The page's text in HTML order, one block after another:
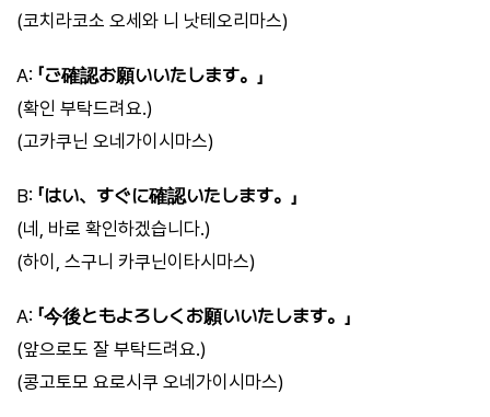
(코치라코소 오세와 니 낫테오리마스)
A: 「ご確認お願いいたします。」
(확인 부탁드려요.)
(고카쿠닌 오네가이시마스)
B: 「はい、すぐに確認いたします。」
(네, 바로 확인하겠습니다.)
(하이, 스구니 카쿠닌이타시마스)
A: 「今後ともよろしくお願いいたします。」
(앞으로도 잘 부탁드려요.)
(콩고토모 요로시쿠 오네가이시마스)